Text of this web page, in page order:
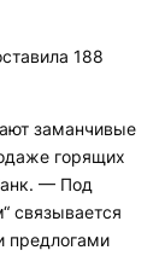
188
заманчивые
горящих
— Под
связывается
предлогами